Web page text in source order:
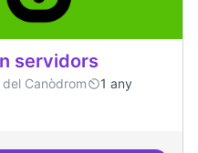
servidors
Canòdrom
1 any